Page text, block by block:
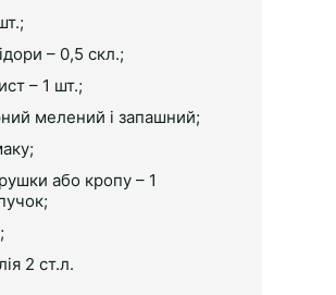
– 0,5 cкл.;
– 1 шт.;
мелений і запашний;
або кропу – 1
2 ст.л.